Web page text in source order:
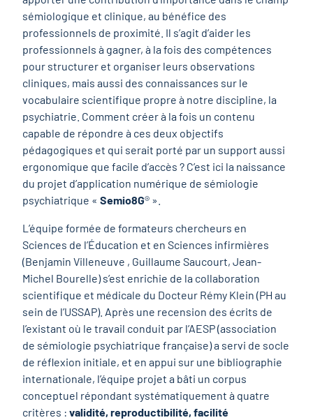
sémiologique et clinique, au bénéfice des
professionnels de proximité. Il s’agit d’aider les
professionnels à gagner, à la fois des compétences
pour structurer et organiser leurs observations
cliniques, mais aussi des connaissances sur le
vocabulaire scientifique propre à notre discipline, la
psychiatrie. Comment créer à la fois un contenu
capable de répondre à ces deux objectifs
pédagogiques et qui serait porté par un support aussi
ergonomique que facile d’accès ? C’est ici la naissance
du projet d’application numérique de sémiologie
psychiatrique «Semio8G® ».
L’équipe formée de formateurs chercheurs en
Sciences de l’Éducation et en Sciences infirmières
(Benjamin Villeneuve , Guillaume Saucourt, Jean-
Michel Bourelle) s’est enrichie de la collaboration
scientifique et médicale du Docteur Rémy Klein (PH au
sein de l’USSAP). Après une recension des écrits de
l’existant où le travail conduit par l’AESP (association
de sémiologie psychiatrique française) a servi de socle
de réflexion initiale, et en appui sur une bibliographie
internationale, l’équipe projet a bâti un corpus
conceptuel répondant systématiquement à quatre
critères :validité, reproductibilité, facilité